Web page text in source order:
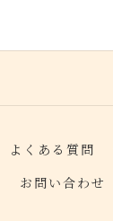
よくある質問
お問い合わせ